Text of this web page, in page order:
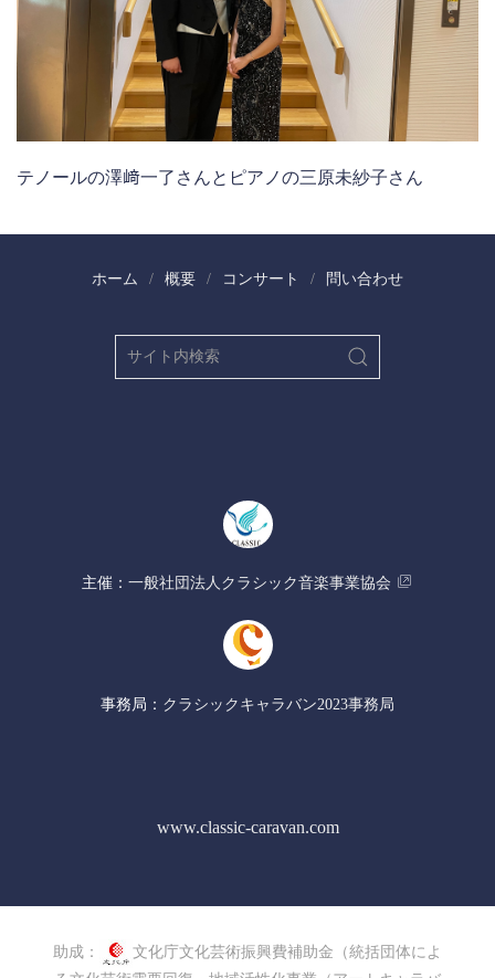
テノールの澤﨑一了さんとピアノの三原未紗子さん
ホーム 概要 コンサート 問い合わせ
​主催：​一般社団法人クラシック音楽事業協会
事務局： ​クラシックキャラバン2023事務局
www.classic-caravan.com
助成：
文化庁文化芸術振興費補助金（統括団体によ